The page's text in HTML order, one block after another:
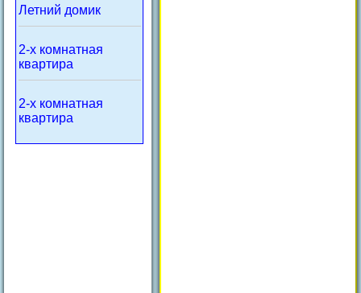
Летний домик
2-х комнатная
квартира
2-х комнатная
квартира